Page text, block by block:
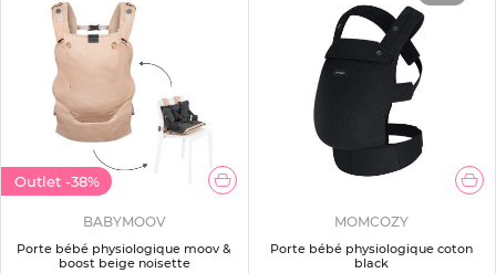
Outlet -38%
BABYMOOV
Porte bébé physiologique moov &
boost beige noisette
MOMCOZY
Porte bébé physiologique coton
black